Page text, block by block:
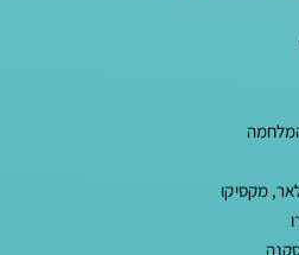
מקסיקו